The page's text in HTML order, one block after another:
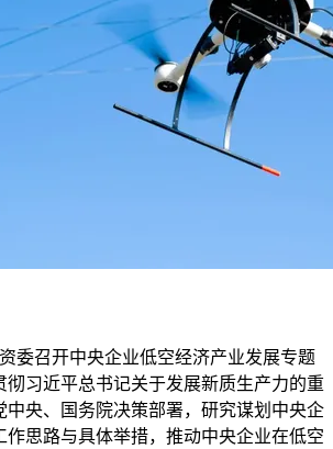
委召开中央企业低空经济产业发展专题
彻习近平总书记关于发展新质生产力的重
中央、国务院决策部署，研究谋划中央企
作思路与具体举措，推动中央企业在低空